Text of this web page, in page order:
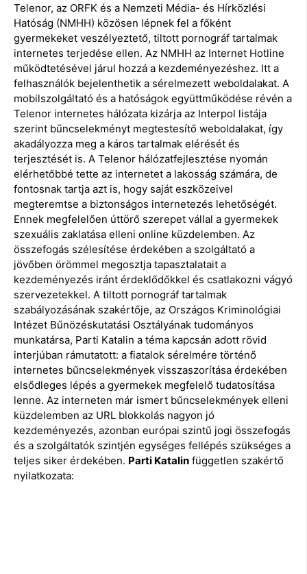
Telenor, az ORFK és a Nemzeti Média- és Hírközlési
Hatóság (NMHH) közösen lépnek fel a főként
gyermekeket veszélyeztető, tiltott pornográf tartalmak
internetes terjedése ellen. Az NMHH az Internet Hotline
működtetésével járul hozzá a kezdeményezéshez. Itt a
felhasználók bejelenthetik a sérelmezett weboldalakat. A
mobilszolgáltató és a hatóságok együttműködése révén a
Telenor internetes hálózata kizárja az Interpol listája
szerint bűncselekményt megtestesítő weboldalakat, így
akadályozza meg a káros tartalmak elérését és
terjesztését is. A Telenor hálózatfejlesztése nyomán
elérhetőbbé tette az internetet a lakosság számára, de
fontosnak tartja azt is, hogy saját eszközeivel
megteremtse a biztonságos internetezés lehetőségét.
Ennek megfelelően úttörő szerepet vállal a gyermekek
szexuális zaklatása elleni online küzdelemben. Az
összefogás szélesítése érdekében a szolgáltató a
jövőben örömmel megosztja tapasztalatait a
kezdeményezés iránt érdeklődőkkel és csatlakozni vágyó
szervezetekkel. A tiltott pornográf tartalmak
szabályozásának szakértője, az Országos Kriminológiai
Intézet Bűnözéskutatási Osztályának tudományos
munkatársa, Parti Katalin a téma kapcsán adott rövid
interjúban rámutatott: a fiatalok sérelmére történő
internetes bűncselekmények visszaszorítása érdekében
elsődleges lépés a gyermekek megfelelő tudatosítása
lenne. Az interneten már ismert bűncselekmények elleni
küzdelemben az URL blokkolás nagyon jó
kezdeményezés, azonban európai szintű jogi összefogás
és a szolgáltatók szintjén egységes fellépés szükséges a
teljes siker érdekében. Parti Katalin független szakértő
nyilatkozata: